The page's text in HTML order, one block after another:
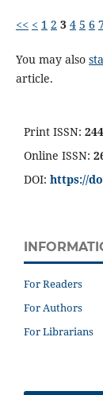
<< < 1 2 3 4 5 6
You may also
article.
Print ISSN:
Online ISSN:
DOI: https://
For Readers
For Authors
For Librarians